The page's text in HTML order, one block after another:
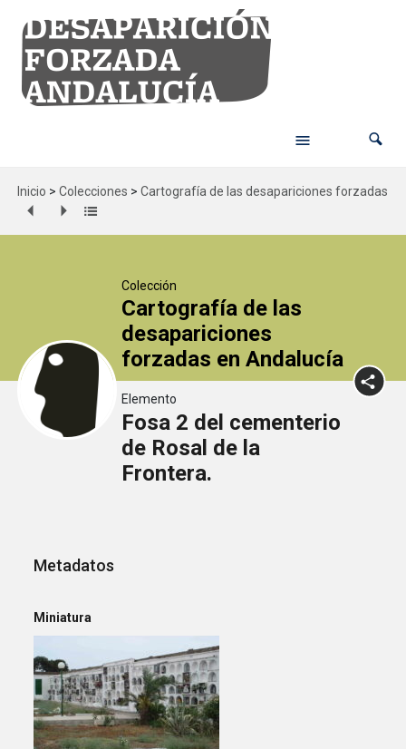
Inicio > Colecciones > Cartografía de las desapariciones forzadas
Colección
Cartografía de las
desapariciones
forzadas en Andalucía
Elemento
Fosa 2 del cementerio
de Rosal de la
Frontera.
Metadatos
Miniatura